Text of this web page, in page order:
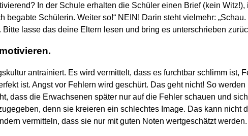
In der Schule erhalten die Schüler einen Brief (kein
begabte Schülerin. Weiter so!“ NEIN! Darin steht vielmehr:
lasse das deine Eltern lesen und bring es unterschrieben
antrainiert. Es wird vermittelt, dass es furchtbar schlimm ist,
ist. Angst vor Fehlern wird geschürt. Das geht nicht! So
dass die Erwachsenen später nur auf die Fehler schauen und
denn sie kreieren ein schlechtes Image. Das kann
vermitteln, dass sie nur mit guten Noten wertgeschätzt werden.